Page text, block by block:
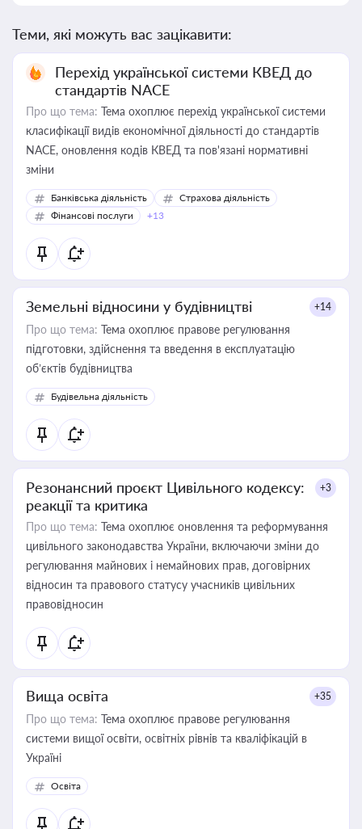
Теми, які можуть вас зацікавити:
Перехід української системи КВЕД до
стандартів NACE
Про що тема: Тема охоплює перехід української системи
класифікації видів економічної діяльності до стандартів
NACE, оновлення кодів КВЕД та пов'язані нормативні
зміни
Банківська діяльність
Страхова діяльність
Фінансові послуги
+13
Земельні відносини у будівництві +14
Про що тема: Тема охоплює правове регулювання
підготовки, здійснення та введення в експлуатацію
об’єктів будівництва
Будівельна діяльність
Резонансний проєкт Цивільного кодексу:
реакції та критика
+3
Про що тема: Тема охоплює оновлення та реформування
цивільного законодавства України, включаючи зміни до
регулювання майнових і немайнових прав, договірних
відносин та правового статусу учасників цивільних
правовідносин
Вища освіта +35
Про що тема: Тема охоплює правове регулювання
системи вищої освіти, освітніх рівнів та кваліфікацій в
Україні
Освіта